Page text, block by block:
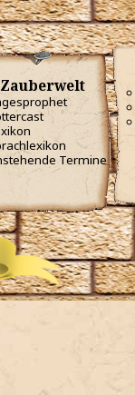
Zauberwelt
Termine